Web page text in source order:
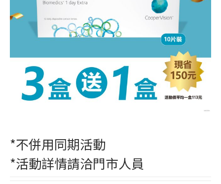
*不併用同期活動
*活動詳情請洽門市人員